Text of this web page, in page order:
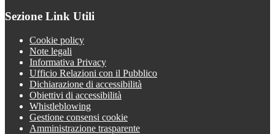
Sezione Link Utili
Cookie policy
Note legali
Informativa Privacy
Ufficio Relazioni con il Pubblico
Dichiarazione di accessibilità
Obiettivi di accessibilità
Whistleblowing
Gestione consensi cookie
Amministrazione trasparente